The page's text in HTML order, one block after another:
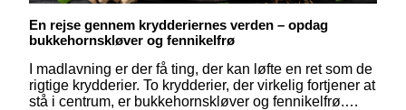
En rejse gennem krydderiernes verden – opdag
bukkehornskløver og fennikelfrø
I madlavning er der få ting, der kan løfte en ret som de
rigtige krydderier. To krydderier, der virkelig fortjener at
stå i centrum, er bukkehornskløver og fennikelfrø.